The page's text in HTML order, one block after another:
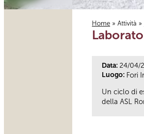
Tu sei qui
Home » Attività »
Data: 24/04/
Luogo: Fori
Un ciclo di
della ASL